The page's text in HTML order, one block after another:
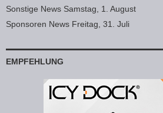
Sonstige News Samstag, 1. August
Sponsoren News Freitag, 31. Juli
EMPFEHLUNG